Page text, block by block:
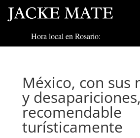
Hora local en Rosario:
México, con sus
y
recomendable
turísticamente